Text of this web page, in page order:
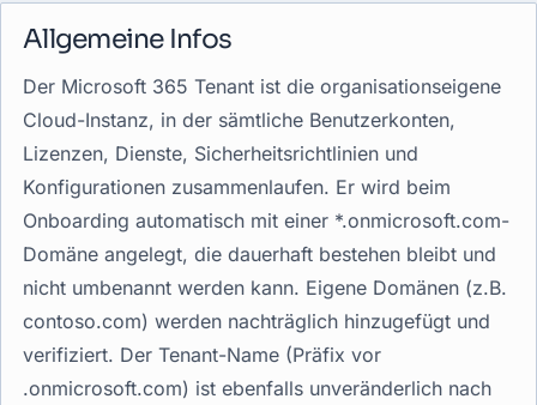
Allgemeine Infos
Der Microsoft 365 Tenant ist die organisationseigene
Cloud-Instanz, in der sämtliche Benutzerkonten,
Lizenzen, Dienste, Sicherheitsrichtlinien und
Konfigurationen zusammenlaufen. Er wird beim
Onboarding automatisch mit einer *.onmicrosoft.com-
Domäne angelegt, die dauerhaft bestehen bleibt und
nicht umbenannt werden kann. Eigene Domänen (z.B.
contoso.com) werden nachträglich hinzugefügt und
verifiziert. Der Tenant-Name (Präfix vor
.onmicrosoft.com) ist ebenfalls unveränderlich nach